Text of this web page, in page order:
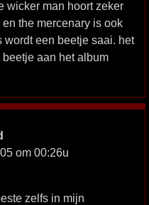
wicker man hoort zeker
the mercenary is ook
een beetje saai. het
aan het album
om 00:26u
zelfs in mijn